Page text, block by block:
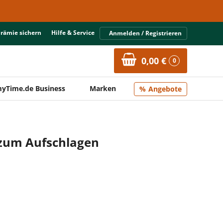
sichern Hilfe & Service Anmelden / Registrieren
0,00 € 0
Business Marken Angebote
Aufschlagen